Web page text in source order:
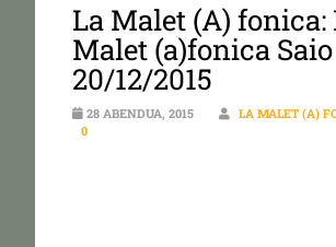
La Malet (A) fonica:
Malet (a)fonica Saio
20/12/2015
28 ABENDUA, 2015
LA MALET (A)
0